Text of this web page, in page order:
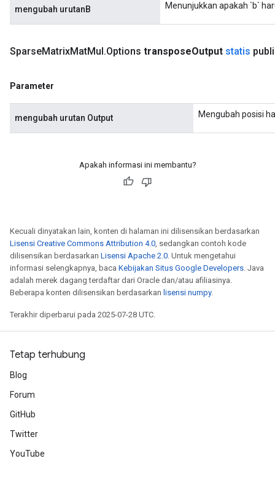
mengubah urutanB Menunjukkan apakah `b`
SparseMatrixMatMul.Options transposeOutput statis
Parameter
mengubah urutan Output Mengubah posisi
Apakah informasi ini membantu?
Kecuali dinyatakan lain, konten di halaman ini dilisensikan berdasarkan
Lisensi Creative Commons Attribution 4.0, sedangkan contoh kode
dilisensikan berdasarkan Lisensi Apache 2.0. Untuk mengetahui
informasi selengkapnya, baca Kebijakan Situs Google Developers. Java
adalah merek dagang terdaftar dari Oracle dan/atau afiliasinya.
Beberapa konten dilisensikan berdasarkan lisensi numpy.
Terakhir diperbarui pada 2025-07-28 UTC.
Tetap terhubung
Blog
Forum
GitHub
Twitter
YouTube